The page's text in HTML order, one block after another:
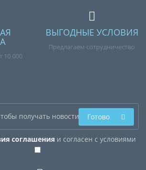
10 000
ВЫГОДНЫЕ УСЛОВИЯ
Предлагаем сотрудничество
соглашенияи согласен с условиями
Готово